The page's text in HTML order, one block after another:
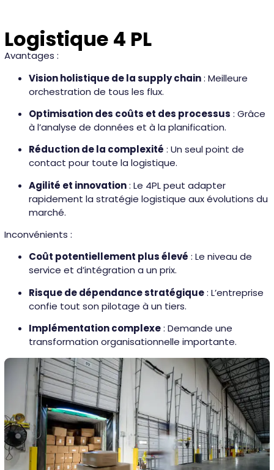
Logistique 4 PL
Avantages :
Vision holistique de la supply chain: Meilleure
orchestration de tous les flux.
Optimisation des coûts et des processus : Grâce
à l’analyse de données et à la planification.
Réduction de la complexité : Un seul point de
contact pour toute la logistique.
Agilité et innovation: Le 4PL peut adapter
rapidement la stratégie logistique aux évolutions du
marché.
Inconvénients :
Coût potentiellement plus élevé : Le niveau de
service et d’intégration a un prix.
Risque de dépendance stratégique: L’entreprise
confie tout son pilotage à un tiers.
Implémentation complexe: Demande une
transformation organisationnelle importante.